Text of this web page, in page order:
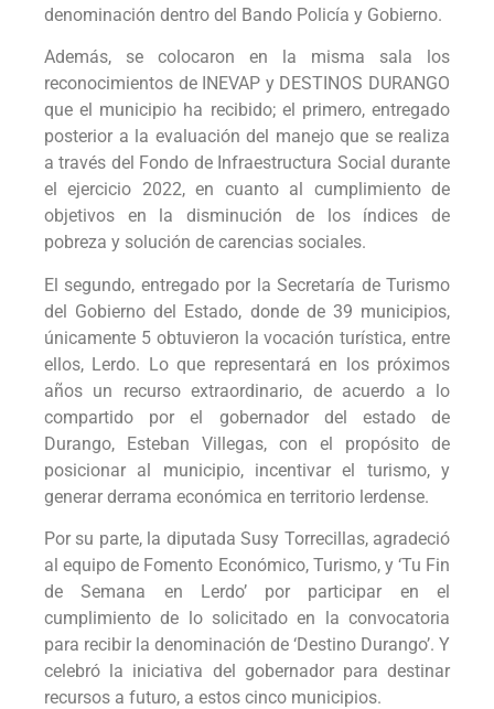
denominación dentro del Bando Policía y Gobierno.
Además, se colocaron en la misma sala los
reconocimientos de INEVAP y DESTINOS DURANGO
que el municipio ha recibido; el primero, entregado
posterior a la evaluación del manejo que se realiza
a través del Fondo de Infraestructura Social durante
el ejercicio 2022, en cuanto al cumplimiento de
objetivos en la disminución de los índices de
pobreza y solución de carencias sociales.
El segundo, entregado por la Secretaría de Turismo
del Gobierno del Estado, donde de 39 municipios,
únicamente 5 obtuvieron la vocación turística, entre
ellos, Lerdo. Lo que representará en los próximos
años un recurso extraordinario, de acuerdo a lo
compartido por el gobernador del estado de
Durango, Esteban Villegas, con el propósito de
posicionar al municipio, incentivar el turismo, y
generar derrama económica en territorio lerdense.
Por su parte, la diputada Susy Torrecillas, agradeció
al equipo de Fomento Económico, Turismo, y ‘Tu Fin
de Semana en Lerdo’ por participar en el
cumplimiento de lo solicitado en la convocatoria
para recibir la denominación de ‘Destino Durango’. Y
celebró la iniciativa del gobernador para destinar
recursos a futuro, a estos cinco municipios.